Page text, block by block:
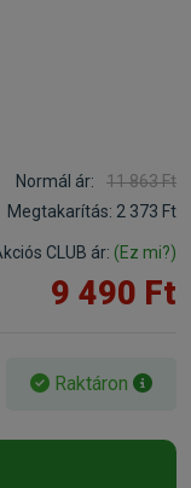
Normál ár:
11 863 Ft
Megtakarítás: 2 373 Ft
CLUB ár: (Ez mi?)
9 490 Ft
Raktáron